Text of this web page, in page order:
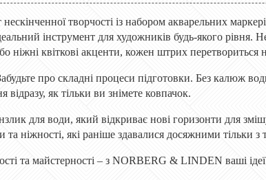
нескінченної творчості із набором акварельних
інструмент для художників будь-якого рівня.
ніжні квіткові акценти, кожен штрих
про складні процеси підготовки. Без калюж
відразу, як тільки ви знімете ковпачок.
для води, який відкриває нові горизонти для
та ніжності, які раніше здавалися досяжними тільки
та майстерності – з NORBERG & LINDEN ваші